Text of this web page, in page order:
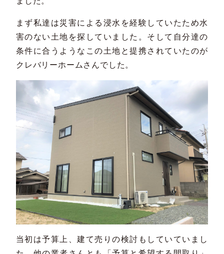
まず私達は災害による浸水を経験していたため水
害のない土地を探していました。そして自分達の
条件に合うようなこの土地と提携されていたのが
クレバリーホームさんでした。
当初は予算上、建て売りの検討もしていていまし